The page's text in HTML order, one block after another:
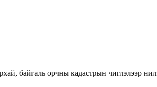
байгаль орчны кадастрын чиглэлээр